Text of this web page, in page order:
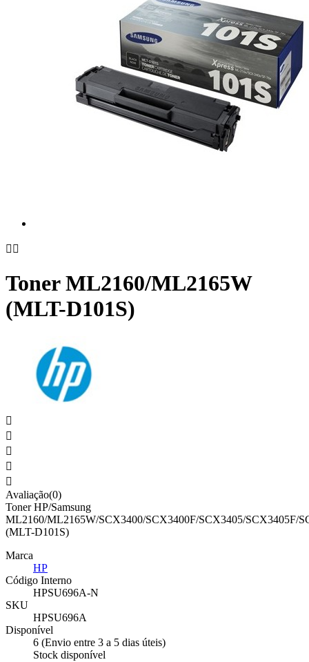
 
Toner ML2160/ML2165W
(MLT-D101S)





Avaliação(0)
Toner HP/Samsung
ML2160/ML2165W/SCX3400/SCX3400F/SCX3405/SCX3405F/
(MLT-D101S)
Marca
HP
Código Interno
HPSU696A-N
SKU
HPSU696A
Disponível
6 (Envio entre 3 a 5 dias úteis)
Stock disponível